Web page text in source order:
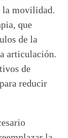
la movilidad.
que
de la
articulación.
de
reducir